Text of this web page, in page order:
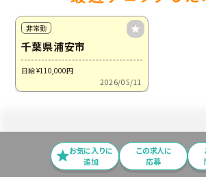
非常勤
千葉県浦安市
日給 ¥110,000円
2026/05/11
お気に入りに
追加
この求⼈に
応募